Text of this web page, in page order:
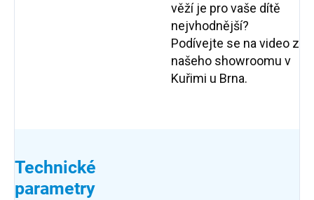
věží je pro vaše dítě
nejvhodnější?
Podívejte se na video z
našeho showroomu v
Kuřimi u Brna.
Technické
parametry